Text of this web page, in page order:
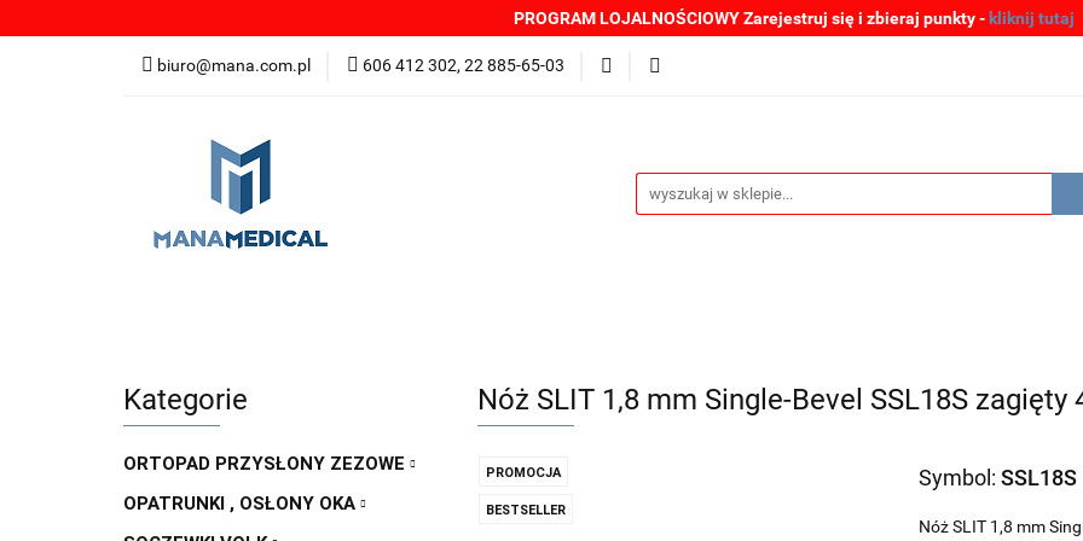
PROGRAM LOJALNOŚCIOWY Zarejestruj się i zbieraj punkty -kliknij tutaj
biuro@mana.com.pl 606 412 302, 22 885-65-03
NOWOŚCI PROMOCJE BESTSELLERY WYPRZEDAŻE PLIKI DO
Kategorie
ORTOPAD PRZYSŁONY ZEZOWE
OPATRUNKI , OSŁONY OKA
Nóż SLIT 1,8 mm Single-Bevel SSL18S zagięty
PROMOCJA
BESTSELLER
Symbol:SSL18S
Nóż SLIT 1,8 mm